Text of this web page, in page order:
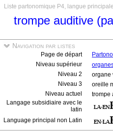
Liste partonomique P4, langue
trompe auditive
Navigation par listes
Page de départ
Niveau supérieur
Niveau 2
organe
Niveau 3
oreille
Niveau actuel
trompe
Langage subsidiaire avec le
latin
Language principal non Latin